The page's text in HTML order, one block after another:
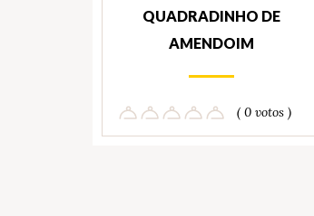
QUADRADINHO DE
AMENDOIM
( 0 votos )